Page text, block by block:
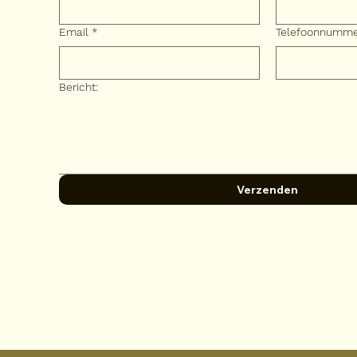
Email *
Bericht:
Verzenden